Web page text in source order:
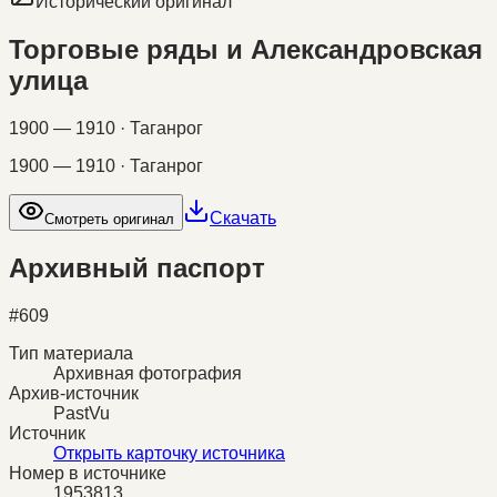
Торговые ряды и Александровская
улица
1900 — 1910 · Таганрог
1900 — 1910 · Таганрог
Смотреть оригинал Скачать
Архивный паспорт
#609
Тип материала
Архивная фотография
Архив-источник
PastVu
Источник
Открыть карточку источника
Номер в источнике
1953813